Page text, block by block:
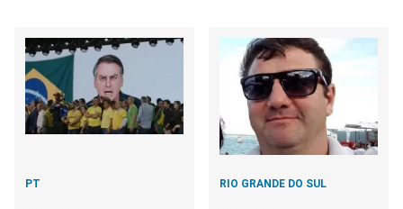
PT RIO GRANDE DO SUL